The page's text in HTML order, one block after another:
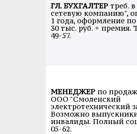
ГЛ. БУХГАЛТЕР треб.
сетевую компанию",
1 года, оформление
30 тыс. руб. + премия.
49-57.
МЕНЕДЖЕР по
ООО "Смоленский
электротехнический
Возможно
инвалиды. Полный
05-62.